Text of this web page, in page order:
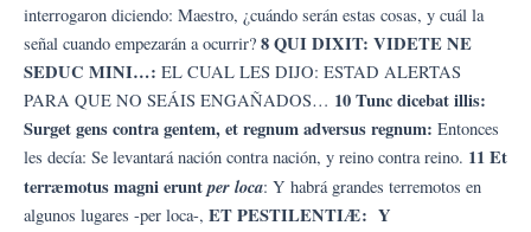
interrogaron diciendo: Maestro, ¿cuándo serán estas cosas, y cuál la
señal cuando empezarán a ocurrir? 8 QUI DIXIT: VIDETE NE
SEDUC MINI…: EL CUAL LES DIJO: ESTAD ALERTAS
PARA QUE NO SEÁIS ENGAÑADOS… 10 Tunc dicebat illis:
Surget gens contra gentem, et regnum adversus regnum: Entonces
les decía: Se levantará nación contra nación, y reino contra reino. 11 Et
terræmotus magni eruntper loca: Y habrá grandes terremotos en
algunos lugares -per loca-, ET PESTILENTIÆ: Y